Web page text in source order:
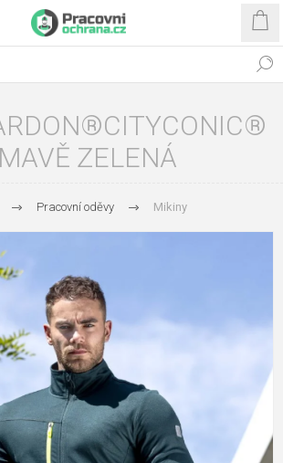
ZELENÁ
Pracovní oděvy Mikiny